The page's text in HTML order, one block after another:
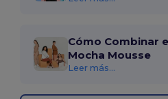
Cómo Combinar
Mocha Mousse
Leer más...